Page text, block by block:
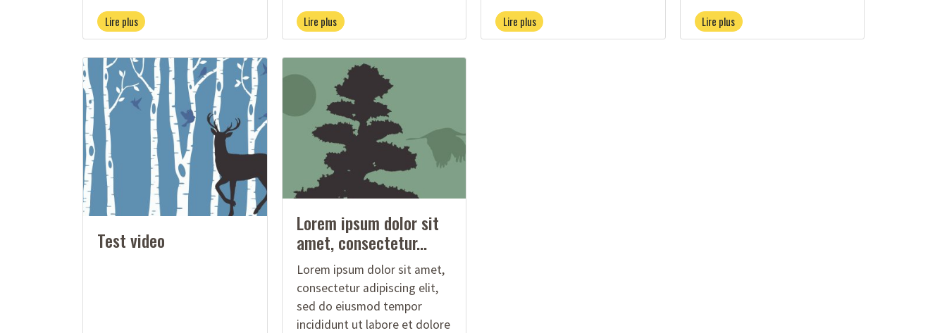
Lire plus Lire plus Lire plus Lire plus
Test video
Lorem ipsum dolor sit
amet, consectetur...
Lorem ipsum dolor sit amet,
consectetur adipiscing elit,
sed do eiusmod tempor
incididunt ut labore et dolore